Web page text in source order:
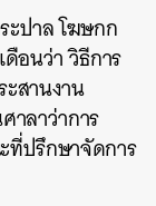
ปาล โฆษกก
อนว่า วิธีการ
สานงาน
าลาว่าการ
ปรึกษาจัดการ